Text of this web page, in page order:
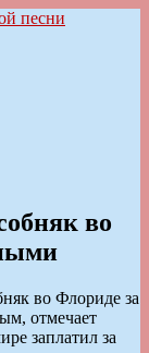
во
во Флориде за
отмечает
заплатил за